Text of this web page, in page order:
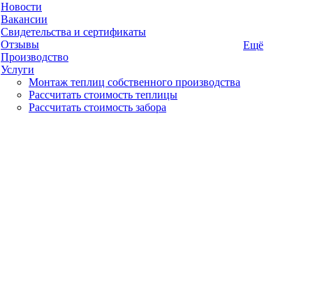
Новости
Вакансии
Свидетельства и сертификаты
Отзывы
Производство
Услуги
Монтаж теплиц собственного производства
Рассчитать стоимость теплицы
Рассчитать стоимость забора
Ещё